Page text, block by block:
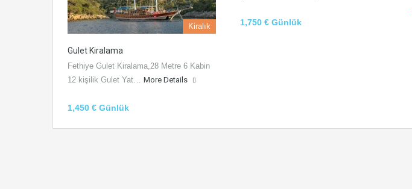
Kiralık
Gulet Kiralama
Fethiye Gulet Kiralama,28 Metre 6 Kabin
12 kişilik Gulet Yat… More Details
1,450 € Günlük
1,750 € Günlük